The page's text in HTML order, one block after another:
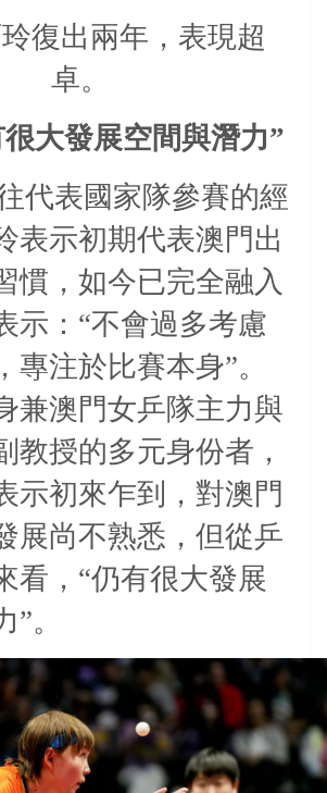
復出兩年，表現超
卓。
大發展空間與潛力”
代表國家隊參賽的經
表示初期代表澳門出
慣，如今已完全融入
示：“不會過多考慮
專注於比賽本身”。
兼澳門女乒隊主力與
教授的多元身份者，
示初來乍到，對澳門
展尚不熟悉，但從乒
看，“仍有很大發展
。